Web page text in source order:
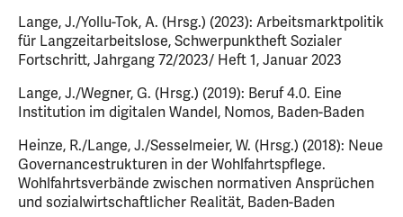
Lange, J./Yollu-Tok, A. (Hrsg.) (2023): Arbeitsmarktpolitik
für Langzeitarbeitslose, Schwerpunktheft Sozialer
Fortschritt, Jahrgang 72/2023/ Heft 1, Januar 2023
Lange, J./Wegner, G. (Hrsg.) (2019): Beruf 4.0. Eine
Institution im digitalen Wandel, Nomos, Baden-Baden
Heinze, R./Lange, J./Sesselmeier, W. (Hrsg.) (2018): Neue
Governancestrukturen in der Wohlfahrtspflege.
Wohlfahrtsverbände zwischen normativen Ansprüchen
und sozialwirtschaftlicher Realität, Baden-Baden